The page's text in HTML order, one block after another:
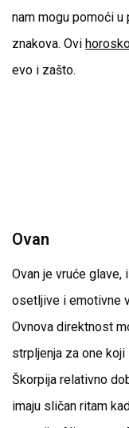
nam mogu pomoći u
znakova. Ovi
evo i zašto.
Ovan
Ovan je vruće
osetljive i emotivne
Ovnova direktnost
strpljenja za one
Škorpija relativno
imaju sličan ritam